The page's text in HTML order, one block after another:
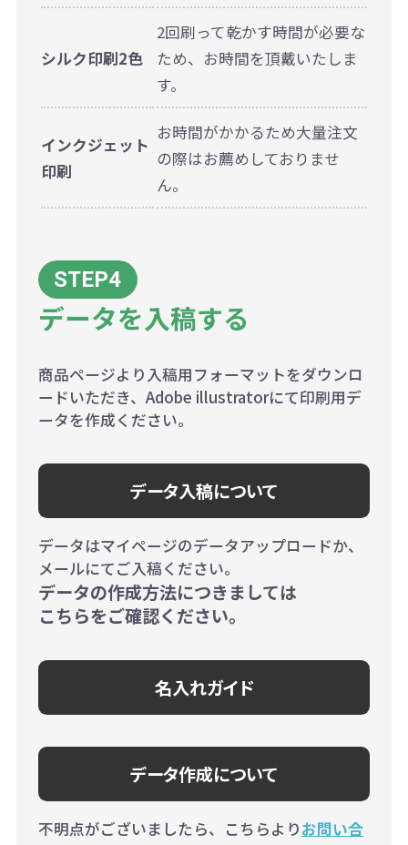
シルク印刷2色
2回刷って乾かす時間が必要な
ため、お時間を頂戴いたしま
す。
インクジェット
印刷
お時間がかかるため大量注文
の際はお薦めしておりませ
ん。
データを入稿する
商品ページより入稿用フォーマットをダウンロ
ードいただき、Adobe illustratorにて印刷用デ
ータを作成ください。
データ入稿について
データはマイページのデータアップロードか、
メールにてご入稿ください。
データの作成方法につきましては
こちらをご確認ください。
名入れガイド
データ作成について
不明点がございましたら、こちらよりお問い合